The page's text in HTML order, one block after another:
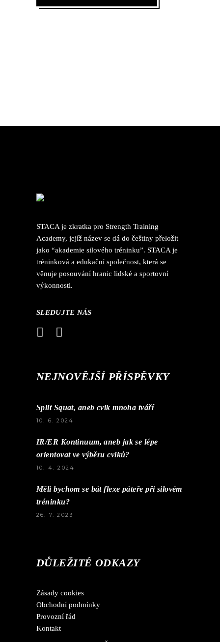
STACA je zkratka pro Strength Training
Academy, jejíž název se dá do češtiny přeložit
jako “akademie silového tréninku”. STACA je
tréninková a edukační společnost, která se
věnuje posouvání hranic lidské a sportovní
výkonnosti.
SLEDUJTE NÁS
NEJNOVĚJŠÍ PŘÍSPĚVKY
Split Squat, aneb cvik mnoha tváří
10. 6. 2024
IR/ER Kontinuum, aneb jak se lépe
orientovat ve výběru cviků?
10. 4. 2024
Měli bychom se bát flexe páteře při silovém
tréninku?
26. 7. 2023
DŮLEŽITÉ ODKAZY
Zásady cookies
Obchodní podmínky
Provozní řád
Kontakt